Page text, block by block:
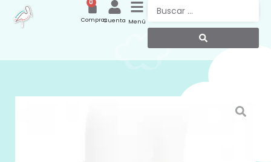
Menú
Cuenta
0
Compras